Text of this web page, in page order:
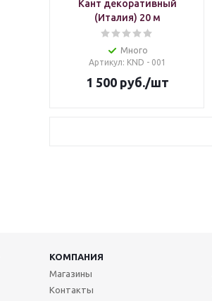
Кант декоративный
(Италия) 20 м
Много
Артикул: KND - 001
1 500руб./шт
КОМПАНИЯ
Магазины
Контакты